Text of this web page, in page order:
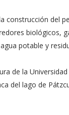
construcción del
biológicos,
potable y
de la
del lago de